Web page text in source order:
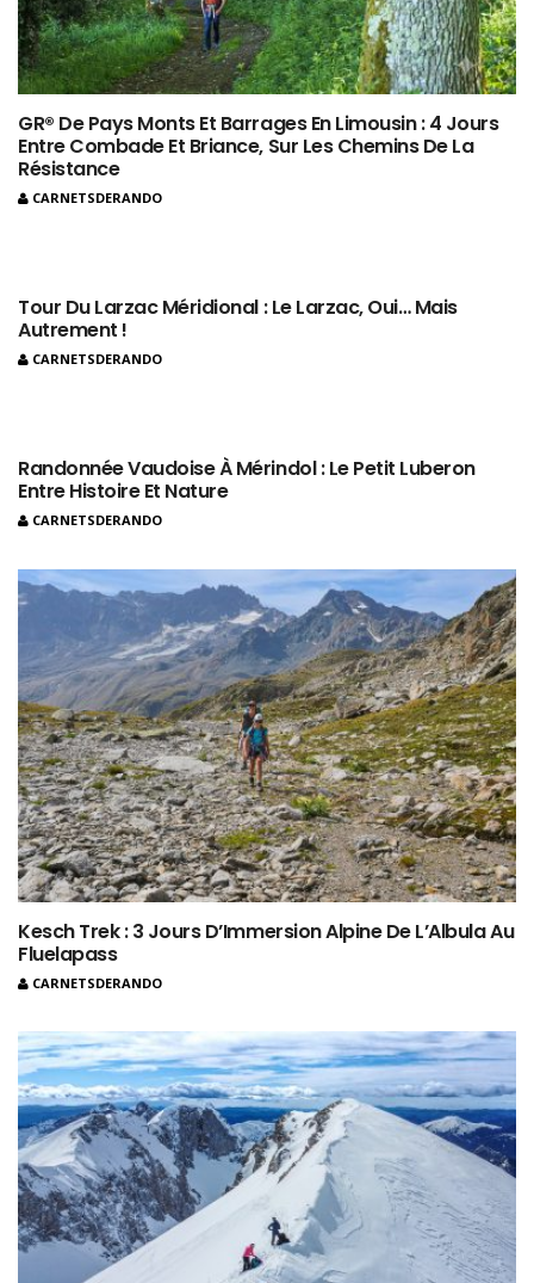
GR® De Pays Monts Et Barrages En Limousin : 4 Jours
Entre Combade Et Briance, Sur Les Chemins De La
Résistance
CARNETSDERANDO
Tour Du Larzac Méridional : Le Larzac, Oui… Mais
Autrement !
CARNETSDERANDO
Randonnée Vaudoise À Mérindol : Le Petit Luberon
Entre Histoire Et Nature
CARNETSDERANDO
Kesch Trek : 3 Jours D’Immersion Alpine De L’Albula Au
Fluelapass
CARNETSDERANDO